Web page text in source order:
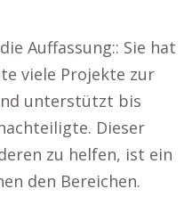
Auffassung:: Sie hat
viele Projekte zur
unterstützt bis
Dieser
zu helfen, ist ein
den Bereichen.